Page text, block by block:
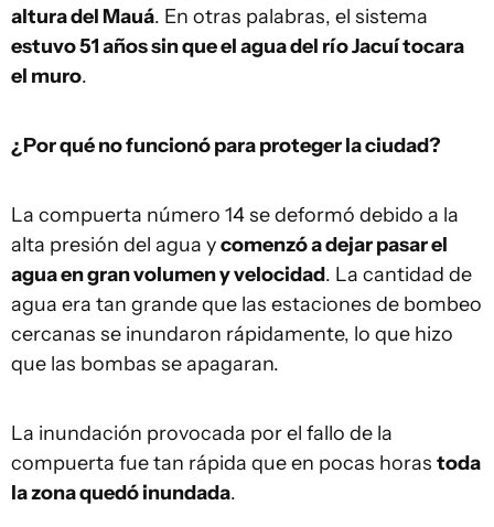
altura del Mauá. En otras palabras, el sistema
estuvo 51 años sin que el agua del río Jacuí tocara
el muro.
¿Por qué no funcionó para proteger la ciudad?
La compuerta número 14 se deformó debido a la
alta presión del agua ycomenzó a dejar pasar el
agua en gran volumen y velocidad. La cantidad de
agua era tan grande que las estaciones de bombeo
cercanas se inundaron rápidamente, lo que hizo
que las bombas se apagaran.
La inundación provocada por el fallo de la
compuerta fue tan rápida que en pocas horas toda
la zona quedó inundada.